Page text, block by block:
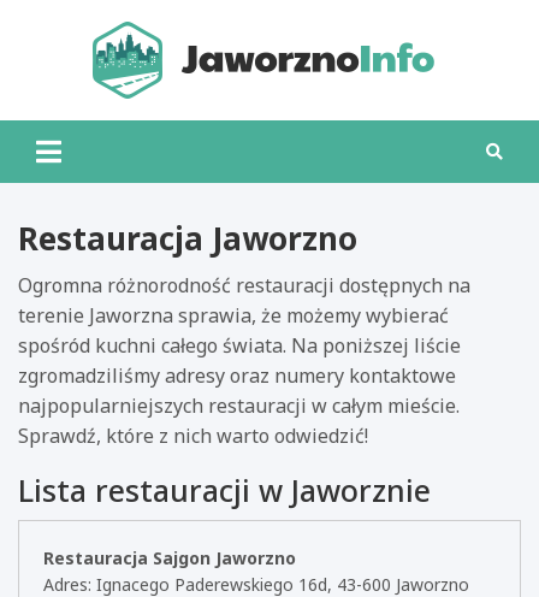
Restauracja Jaworzno
Ogromna różnorodność restauracji dostępnych na
terenie Jaworzna sprawia, że możemy wybierać
spośród kuchni całego świata. Na poniższej liście
zgromadziliśmy adresy oraz numery kontaktowe
najpopularniejszych restauracji w całym mieście.
Sprawdź, które z nich warto odwiedzić!
Lista restauracji w Jaworznie
Restauracja Sajgon Jaworzno
Adres: Ignacego Paderewskiego 16d, 43-600 Jaworzno